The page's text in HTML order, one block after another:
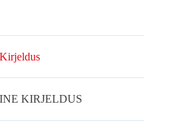
Kirjeldus
KIRJELDUS